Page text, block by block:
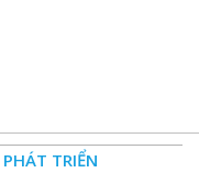
TRIỂN